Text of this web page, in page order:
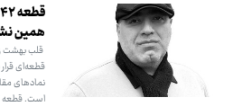
همین
قطعه‌ای قرار
نمادهای